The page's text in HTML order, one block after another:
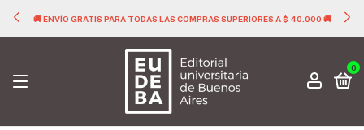
🚚 ENVÍO GRATIS PARA TODAS LAS COMPRAS SUPERIORES A $ 40.000 🚚
0